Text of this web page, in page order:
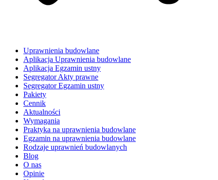
Uprawnienia budowlane
Aplikacja Uprawnienia budowlane
Aplikacja Egzamin ustny
Segregator Akty prawne
Segregator Egzamin ustny
Pakiety
Cennik
Aktualności
Wymagania
Praktyka na uprawnienia budowlane
Egzamin na uprawnienia budowlane
Rodzaje uprawnień budowlanych
Blog
O nas
Opinie